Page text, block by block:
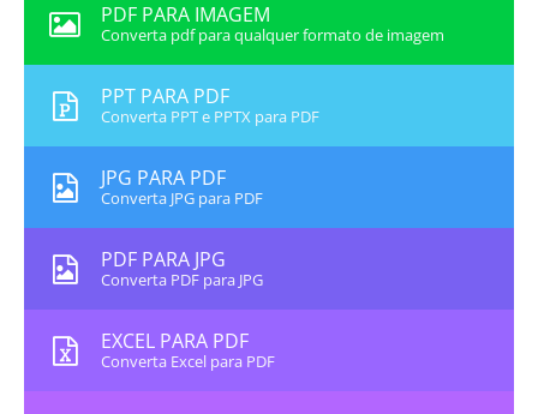
PDF PARA IMAGEM
Converta pdf para qualquer formato de imagem
PPT PARA PDF
Converta PPT e PPTX para PDF
JPG PARA PDF
Converta JPG para PDF
PDF PARA JPG
Converta PDF para JPG
EXCEL PARA PDF
Converta Excel para PDF